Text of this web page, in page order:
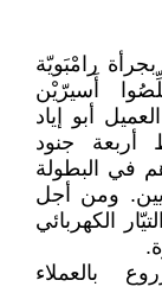
رامْبَويّة
أَسيرّيْن
أبو إياد
جنود
في البطولة
ومن أجل
الكهربائي
بالعملاء